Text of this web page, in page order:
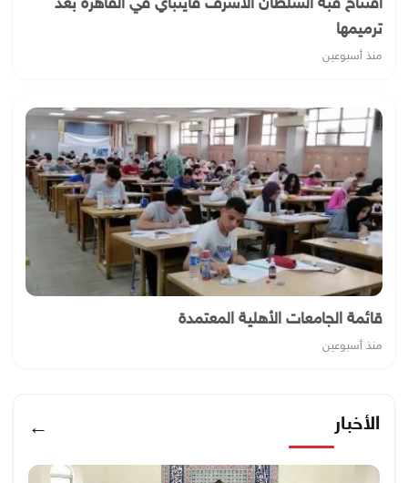
افتتاح قبة السلطان الأشرف قايتباي في القاهرة بعد
ترميمها
منذ أسبوعين
قائمة الجامعات الأهلية المعتمدة
منذ أسبوعين
الأخبار ←